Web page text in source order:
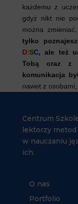
każdemu z
gdyż nikt nie
można zmieniać.
tylko
DISC, ale też
Tobą oraz z
komunikacja
nawet z osobami,
Centrum
lektorzy
w nauczaniu
ich.
O nas
Portfolio